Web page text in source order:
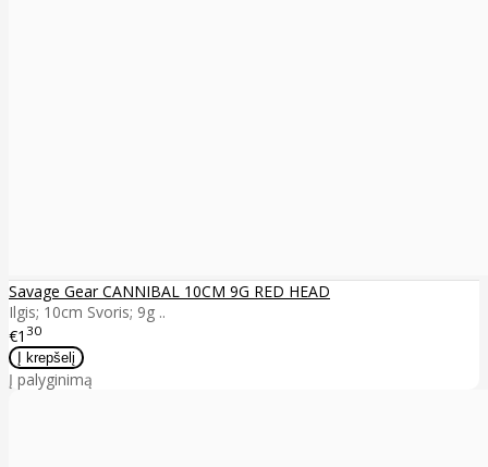
Savage Gear CANNIBAL 10CM 9G RED HEAD
Ilgis; 10cm Svoris; 9g ..
€1 30
Į palyginimą